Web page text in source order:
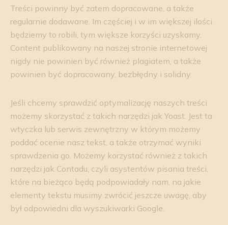
Treści powinny być zatem dopracowane, a także
regularnie dodawane. Im częściej i w im większej ilości
będziemy to robili, tym większe korzyści uzyskamy.
Content publikowany na naszej stronie internetowej
nigdy nie powinien być również plagiatem, a także
powinien być dopracowany, bezbłędny i solidny.
Jeśli chcemy sprawdzić optymalizację naszych treści
możemy skorzystać z takich narzędzi jak Yoast. Jest ta
wtyczka lub serwis zewnętrzny w którym możemy
poddać ocenie nasz tekst, a także otrzymać wyniki
sprawdzenia go. Możemy korzystać również z takich
narzędzi jak Contadu, czyli asystentów pisania treści,
które na bieżąco będą podpowiadały nam, na jakie
elementy tekstu musimy zwrócić jeszcze uwagę, aby
był odpowiedni dla wyszukiwarki Google.